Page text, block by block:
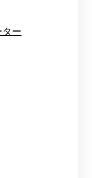
ー